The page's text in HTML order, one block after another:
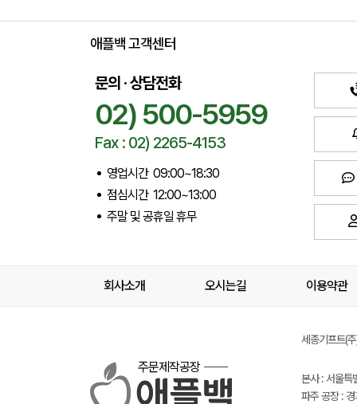
애플백 고객센터
문의 · 상담전화
02) 500-5959
Fax : 02) 2265-4153
영업시간 09:00~18:30
점심시간 12:00~13:00
주말 및 공휴일 휴무
회사소개 오시는길 이용약관
주문제작공장
세종기프트(
본사 : 서울
파주 공장 :